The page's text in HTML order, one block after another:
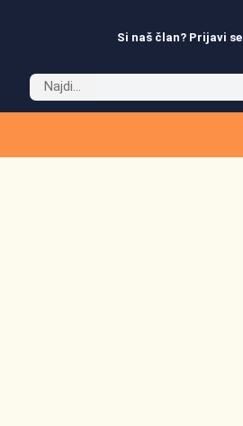
Si naš član? Prijavi se